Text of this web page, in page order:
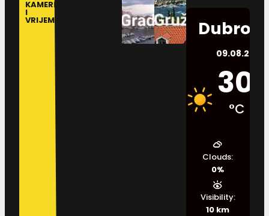
KAMERE
I
VRIJEME
09.08.2026.
30
°C
Clouds:
0%
Visibility:
10 km